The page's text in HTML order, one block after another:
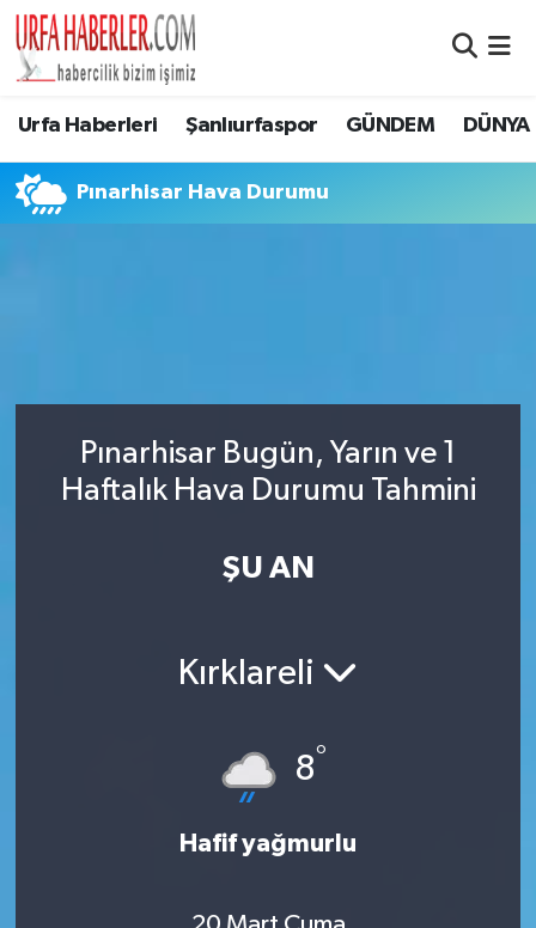
Urfa Haberleri Şanlıurfaspor GÜNDEM DÜNYA
Pınarhisar Hava Durumu
Pınarhisar Bugün, Yarın ve 1
Haftalık Hava Durumu Tahmini
ŞU AN
Kırklareli
8°
Hafif yağmurlu
Şanlıurfa Nöbetçi Eczaneler
Son Dakika Haberleri